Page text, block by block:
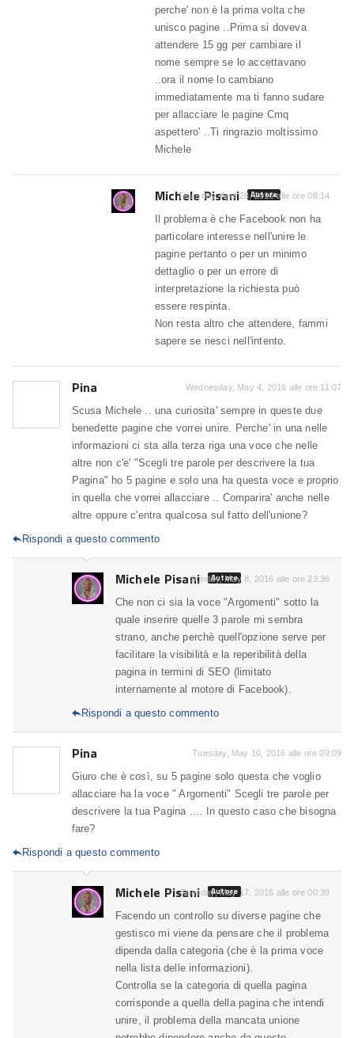
perche' non è la prima volta che
unisco pagine ..Prima si doveva
attendere 15 gg per cambiare il
nome sempre se lo accettavano
..ora il nome lo cambiano
immediatamente ma ti fanno sudare
per allacciare le pagine Cmq
aspettero' ..Ti ringrazio moltissimo
Michele
Michele Pisani Autore
Thursday, April 28, 2016 alle ore 08:14
Il problema è che Facebook non ha
particolare interesse nell'unire le
pagine pertanto o per un minimo
dettaglio o per un errore di
interpretazione la richiesta può
essere respinta.
Non resta altro che attendere, fammi
sapere se riesci nell'intento.
Pina Wednesday, May 4, 2016 alle ore 11:07
Scusa Michele .. una curiosita' sempre in queste due
benedette pagine che vorrei unire. Perche' in una nelle
informazioni ci sta alla terza riga una voce che nelle
altre non c'e' "Scegli tre parole per descrivere la tua
Pagina" ho 5 pagine e solo una ha questa voce e proprio
in quella che vorrei allacciare .. Comparira' anche nelle
altre oppure c'entra qualcosa sul fatto dell'unione?
Rispondi a questo commento
Michele Pisani Autore
Sunday, May 8, 2016 alle ore 23:36
Che non ci sia la voce "Argomenti" sotto la
quale inserire quelle 3 parole mi sembra
strano, anche perchè quell'opzione serve per
facilitare la visibilità e la reperibilità della
pagina in termini di SEO (limitato
internamente al motore di Facebook).
Rispondi a questo commento
Pina Tuesday, May 10, 2016 alle ore 09:09
Giuro che è così, su 5 pagine solo questa che voglio
allacciare ha la voce " Argomenti" Scegli tre parole per
descrivere la tua Pagina .... In questo caso che bisogna
fare?
Rispondi a questo commento
Michele Pisani Autore
Tuesday, May 17, 2016 alle ore 00:39
Facendo un controllo su diverse pagine che
gestisco mi viene da pensare che il problema
dipenda dalla categoria (che è la prima voce
nella lista delle informazioni).
Controlla se la categoria di quella pagina
corrisponde a quella della pagina che intendi
unire, il problema della mancata unione